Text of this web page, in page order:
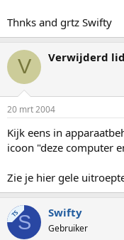
Thnks and grtz Swifty
V Verwijderd
20 mrt 2004
Kijk eens in
icoon "deze computer
Zie je hier gele
TSS Swifty
Gebruiker